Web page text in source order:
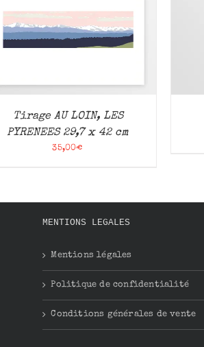
Tirage AU LOIN, LES
PYRENEES 29,7 x 42 cm
35,00€
AJOUTER AU PANIER
APERÇU
MENTIONS LEGALES
Mentions légales
Politique de confidentialité
Conditions générales de vente